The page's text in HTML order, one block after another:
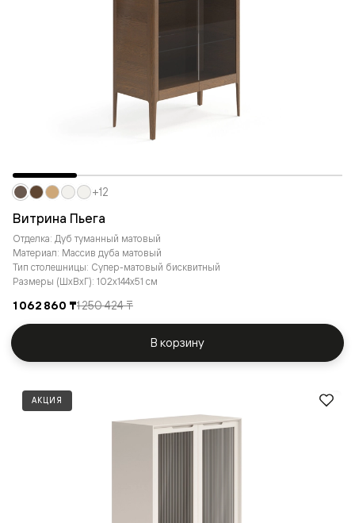
Витрина Пьега
Отделка: Дуб туманный матовый
Материал: Массив дуба матовый
Тип столешницы: Супер-матовый бисквитный
Размеры (ШxВxГ): 102x144x51 см
1 062 860 ₸1 250 424 ₸
+12
В корзину
АКЦИЯ